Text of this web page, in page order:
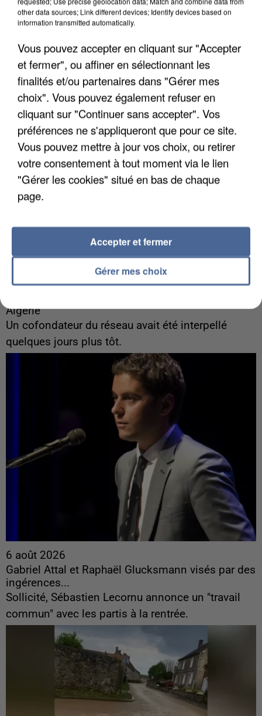
12h00
Les données de 300 000 clients dérobées à
Les données bancaires ne seraient pas
concernées.
8h00
Algérie
Un cofondateur du réseau avait été interpellé
quelques jours plus tôt.
6 août 2026
Gabriel Attal et Raphaël Glucksmann visés par des
ingérences...
Sollicité, Sébastien Lecornu annonce un "travail
commun" avec les partis à la rentrée.
other data sources; Link different devices; Identify devices based on
information transmitted automatically.
Vous pouvez accepter en cliquant sur "Accepter
et fermer", ou affiner en sélectionnant les
finalités et/ou partenaires dans "Gérer mes
choix". Vous pouvez également refuser en
cliquant sur "Continuer sans accepter". Vos
préférences ne s'appliqueront que pour ce site.
Vous pouvez mettre à jour vos choix, ou retirer
votre consentement à tout moment via le lien
"Gérer les cookies" situé en bas de chaque
page.
Gérer mes choix
Accepter et fermer